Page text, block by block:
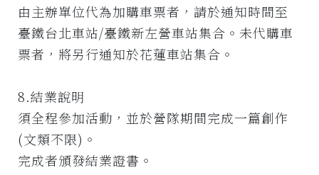
由主辦單位代為加購車票者，請於通知時間至
臺鐵台北車站/臺鐵新左營車站集合。未代購車
票者，將另行通知於花蓮車站集合。
8.結業說明
須全程參加活動，並於營隊期間完成一篇創作
(文類不限)。
完成者頒發結業證書。